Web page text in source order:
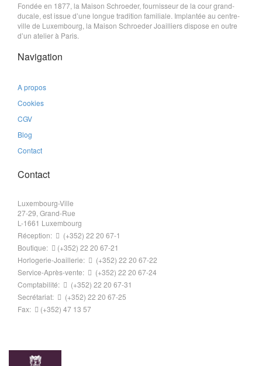
Fondée en 1877, la Maison Schroeder, fournisseur de la cour grand-
ducale, est issue d’une longue tradition familiale. Implantée au centre-
ville de Luxembourg, la Maison Schroeder Joailliers dispose en outre
d’un atelier à Paris.
Navigation
A propos
Cookies
CGV
Blog
Contact
Contact
Luxembourg-Ville
27-29, Grand-Rue
L-1661 Luxembourg
Réception:
(+352) 22 20 67-1
Boutique:
(+352) 22 20 67-21
Horlogerie-Joaillerie:
(+352) 22 20 67-22
Service-Après-vente:
(+352) 22 20 67-24
Comptabilité:
(+352) 22 20 67-31
Secrétariat:
(+352) 22 20 67-25
Fax:
(+352) 47 13 57